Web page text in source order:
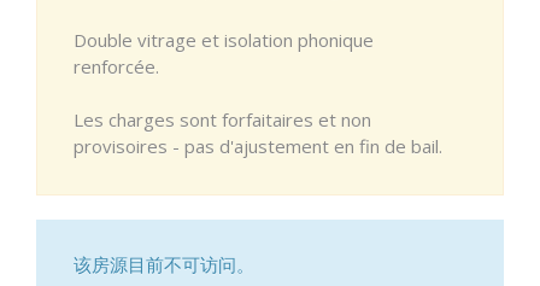
Double vitrage et isolation phonique
renforcée.
Les charges sont forfaitaires et non
provisoires - pas d'ajustement en fin de bail.
该房源目前不可访问。